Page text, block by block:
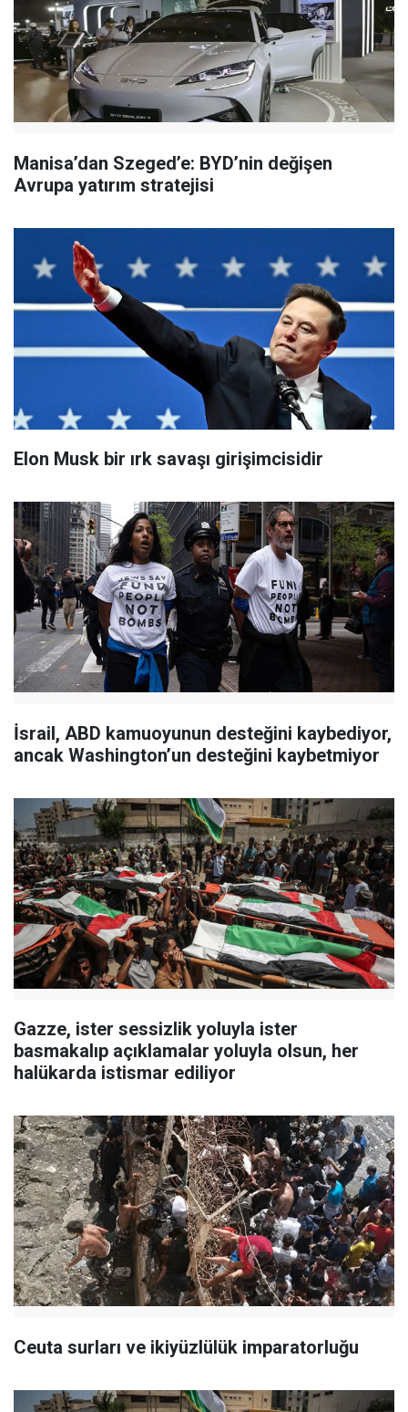
Manisa’dan Szeged’e: BYD’nin değişen
Avrupa yatırım stratejisi
Elon Musk bir ırk savaşı girişimcisidir
İsrail, ABD kamuoyunun desteğini kaybediyor,
ancak Washington’un desteğini kaybetmiyor
Gazze, ister sessizlik yoluyla ister
basmakalıp açıklamalar yoluyla olsun, her
halükarda istismar ediliyor
Ceuta surları ve ikiyüzlülük imparatorluğu